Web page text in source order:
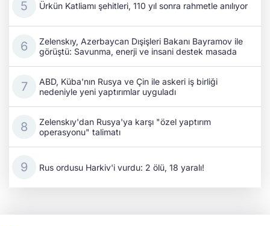
Ürkün Katliamı şehitleri, 110 yıl sonra rahmetle anılıyor
Zelenskıy, Azerbaycan Dışişleri Bakanı Bayramov ile
görüştü: Savunma, enerji ve insani destek masada
ABD, Küba'nın Rusya ve Çin ile askeri iş birliği
nedeniyle yeni yaptırımlar uyguladı
Zelenskıy'dan Rusya'ya karşı "özel yaptırım
operasyonu" talimatı
Rus ordusu Harkiv'i vurdu: 2 ölü, 18 yaralı!